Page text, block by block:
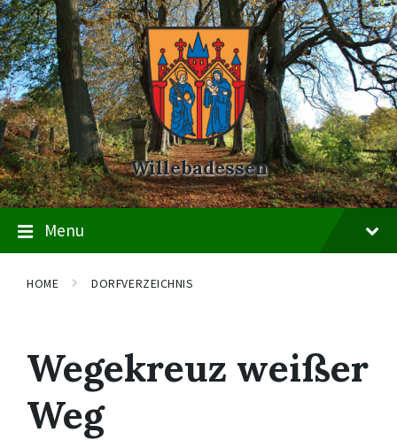
Skip
to
content
Skip
to
main
navigation
Skip
to
footer
Willebadessen
Menu
HOME DORFVERZEICHNIS
Wegekreuz weißer
Weg